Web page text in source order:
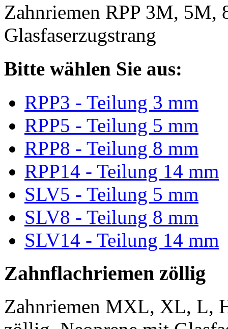
Zahnriemen RPP 3M, 5M,
Glasfaserzugstrang
Bitte wählen Sie aus:
RPP3 - Teilung 3 mm
RPP5 - Teilung 5 mm
RPP8 - Teilung 8 mm
RPP14 - Teilung 14 mm
SLV5 - Teilung 5 mm
SLV8 - Teilung 8 mm
SLV14 - Teilung 14 mm
Zahnflachriemen zöllig
Zahnriemen MXL, XL, L,